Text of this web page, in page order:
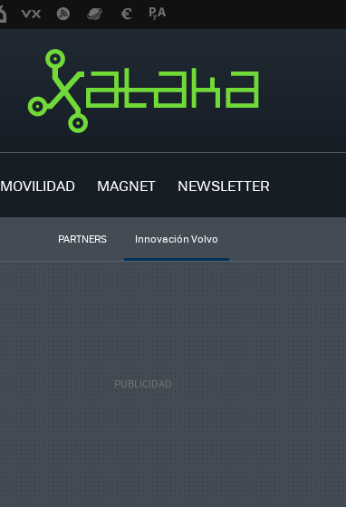
MOVILIDAD MAGNET NEWSLETTER
PARTNERS Innovación Volvo